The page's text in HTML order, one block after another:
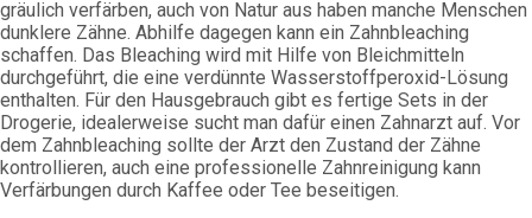
gräulich verfärben, auch von Natur aus haben manche Menschen
dunklere Zähne. Abhilfe dagegen kann ein Zahnbleaching
schaffen. Das Bleaching wird mit Hilfe von Bleichmitteln
durchgeführt, die eine verdünnte Wasserstoffperoxid-Lösung
enthalten. Für den Hausgebrauch gibt es fertige Sets in der
Drogerie, idealerweise sucht man dafür einen Zahnarzt auf. Vor
dem Zahnbleaching sollte der Arzt den Zustand der Zähne
kontrollieren, auch eine professionelle Zahnreinigung kann
Verfärbungen durch Kaffee oder Tee beseitigen.